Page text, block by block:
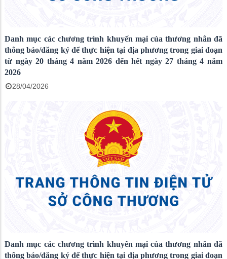
Danh mục các chương trình khuyến mại của thương nhân đã
thông báo/đăng ký để thực hiện tại địa phương trong giai đoạn
từ ngày 20 tháng 4 năm 2026 đến hết ngày 27 tháng 4 năm
2026
28/04/2026
Danh mục các chương trình khuyến mại của thương nhân đã
thông báo/đăng ký để thực hiện tại địa phương trong giai đoạn